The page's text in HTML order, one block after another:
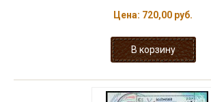
Цена: 720,00 руб.